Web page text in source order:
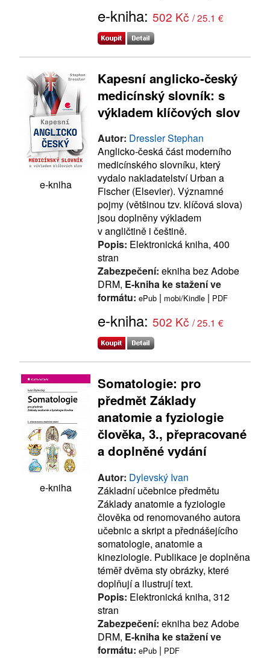
e-kniha: 502 Kč / 25.1 €
e-kniha
Kapesní anglicko-český
medicínský slovník: s
výkladem klíčových slov
Autor: Dressler Stephan
Anglicko-česká část moderního
medicínského slovníku, který
vydalo nakladatelství Urban a
Fischer (Elsevier). Významné
pojmy (většinou tzv. klíčová slova)
jsou doplněny výkladem
v angličtině i češtině.
Popis: Elektronická kniha, 400
stran
Zabezpečení: ekniha bez Adobe
DRM, E-kniha ke stažení ve
formátu: ePub | mobi/Kindle | PDF
e-kniha: 502 Kč / 25.1 €
e-kniha
Somatologie: pro
předmět Základy
anatomie a fyziologie
člověka, 3., přepracované
a doplněné vydání
Autor: Dylevský Ivan
Základní učebnice předmětu
Základy anatomie a fyziologie
člověka od renomovaného autora
učebnic a skript a přednášejícího
somatologie, anatomie a
kineziologie. Publikace je doplněna
téměř dvěma sty obrázky, které
doplňují a ilustrují text.
Popis: Elektronická kniha, 312
stran
Zabezpečení: ekniha bez Adobe
DRM, E-kniha ke stažení ve
formátu: ePub | PDF